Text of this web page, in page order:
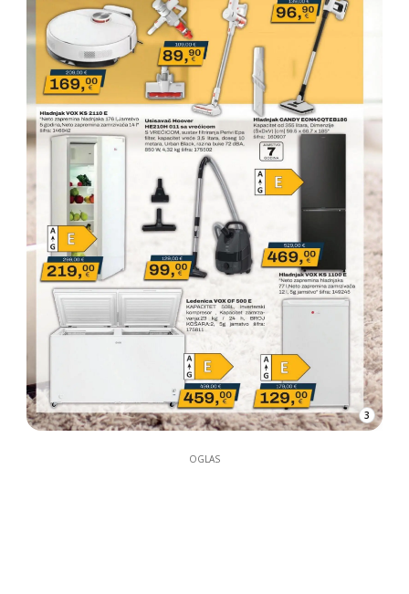
3
OGLAS